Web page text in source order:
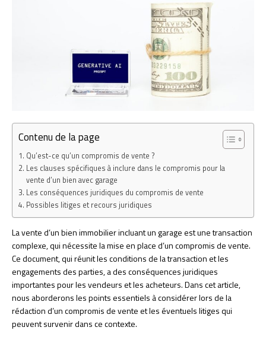
Contenu de la page
Qu’est-ce qu’un compromis de vente ?
Les clauses spécifiques à inclure dans le compromis pour la
vente d’un bien avec garage
Les conséquences juridiques du compromis de vente
Possibles litiges et recours juridiques
La vente d’un bien immobilier incluant un garage est une transaction
complexe, qui nécessite la mise en place d’un compromis de vente.
Ce document, qui réunit les conditions de la transaction et les
engagements des parties, a des conséquences juridiques
importantes pour les vendeurs et les acheteurs. Dans cet article,
nous aborderons les points essentiels à considérer lors de la
rédaction d’un compromis de vente et les éventuels litiges qui
peuvent survenir dans ce contexte.